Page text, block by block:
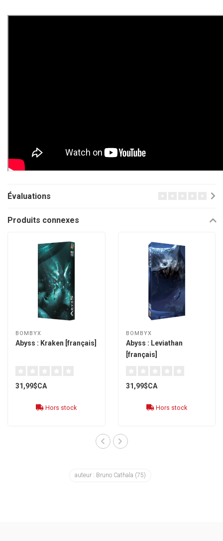
Évaluations
Produits connexes
BOMBYX
Abyss : Kraken [français]
31,99$CA
Hors stock
BOMBYX
Abyss : Leviathan
[français]
31,99$CA
Hors stock
auteur : Bruno Cathala (75)